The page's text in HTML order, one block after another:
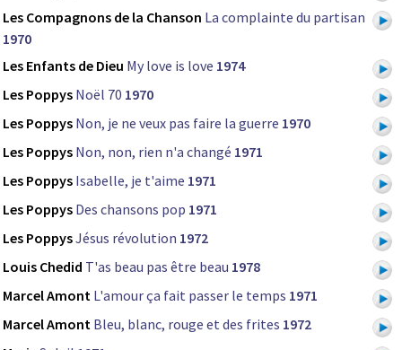
Les Compagnons de la Chanson La complainte du partisan
1970
Les Enfants de Dieu My love is love 1974
Les Poppys Noël 70 1970
Les Poppys Non, je ne veux pas faire la guerre 1970
Les Poppys Non, non, rien n'a changé 1971
Les Poppys Isabelle, je t'aime 1971
Les Poppys Des chansons pop 1971
Les PoppysJésus révolution 1972
Louis Chedid T'as beau pas être beau 1978
Marcel Amont L'amour ça fait passer le temps 1971
Marcel Amont Bleu, blanc, rouge et des frites 1972